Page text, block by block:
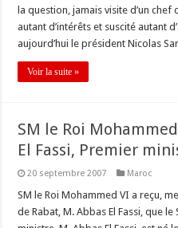
la question, jamais visite d’un chef
autant d’intérêts et suscité autant
aujourd’hui le président Nicolas
Voir la suite »
SM le Roi
El Fassi, Premier
20 septembre 2007 Maroc
SM le Roi Mohammed VI a reçu,
de Rabat, M. Abbas El Fassi, que